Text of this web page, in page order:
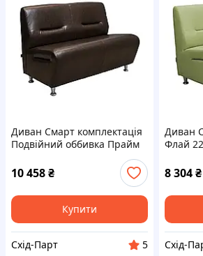
Диван Смарт комплектація
Подвійний оббивка Прайм
10 458₴
Купити
Схід-Парт
5
Диван
Флай
8 304₴
Схід-